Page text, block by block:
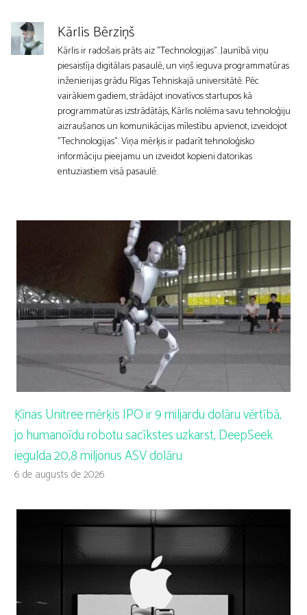
Kārlis Bērziņš
Kārlis ir radošais prāts aiz "Technologijas". Jaunībā viņu
piesaistīja digitālais pasaulē, un viņš ieguva programmatūras
inženierijas grādu Rīgas Tehniskajā universitātē. Pēc
vairākiem gadiem, strādājot inovatīvos startupos kā
programmatūras izstrādātājs, Kārlis nolēma savu tehnoloģiju
aizraušanos un komunikācijas mīlestību apvienot, izveidojot
"Technologijas". Viņa mērķis ir padarīt tehnoloģisko
informāciju pieejamu un izveidot kopieni datorikas
entuziastiem visā pasaulē.
Ķīnas Unitree mērķis IPO ir 9 miljardu dolāru vērtībā,
jo humanoīdu robotu sacīkstes uzkarst, DeepSeek
iegulda 20,8 miljonus ASV dolāru
6 de augusts de 2026